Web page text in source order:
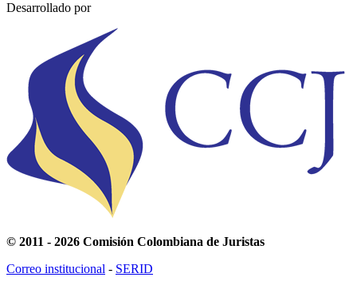
Desarrollado por
© 2011 - 2026 Comisión Colombiana de Juristas
Correo institucional - SERID